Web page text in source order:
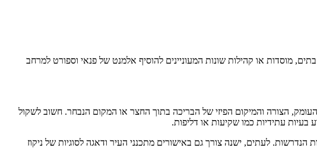
מוסדות או קהילות שונות המעוניינים להוסיף אלמנט של פנאי וספורט למרחב
הצורה והמיקום הפיזי של הבריכה בתוך החצר או המקום הנבחר. חשוב לשקול
עתידיות כמו שקיעות או דליפות.
לעתים, ישנה צורך גם באישורים מתכנני העיר ודאגה לסוגיות של ניקוז